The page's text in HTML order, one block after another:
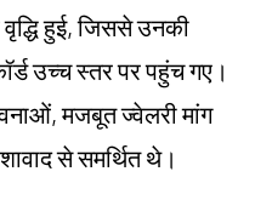
हुई, जिससे उनकी
उच्च स्तर पर पहुंच गए।
मजबूत ज्वेलरी मांग
से समर्थित थे।